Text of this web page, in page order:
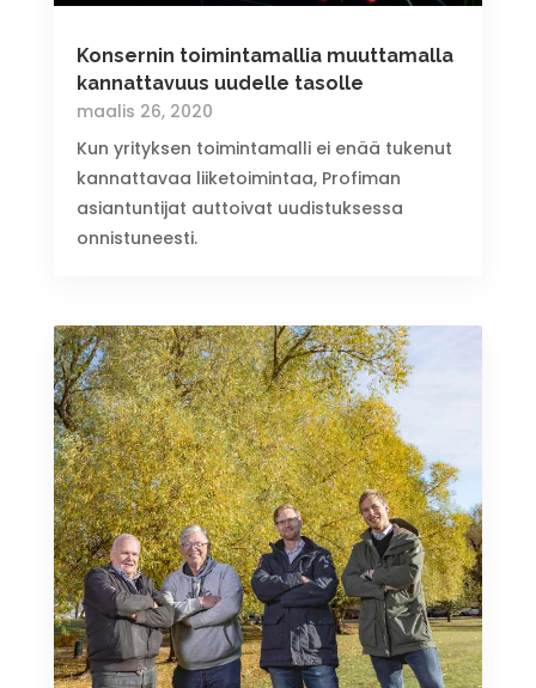
Konsernin toimintamallia muuttamalla
kannattavuus uudelle tasolle
maalis 26, 2020
Kun yrityksen toimintamalli ei enää tukenut
kannattavaa liiketoimintaa, Profiman
asiantuntijat auttoivat uudistuksessa
onnistuneesti.